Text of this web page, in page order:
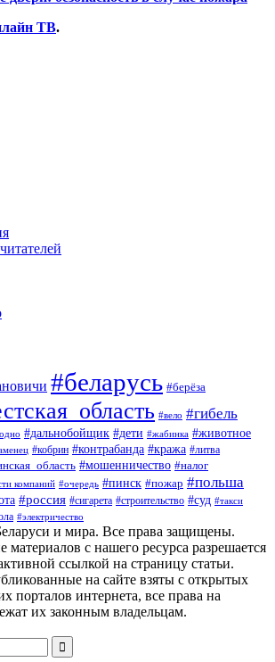
ТВ.
#беларусь #берёза
#вело #гибель
#дальнобойщик #дети #жабинка #животное
#кобрин #контрабанда #кража #литва
#мошенничество #налог
компаний #очередь #пинск #пожар #польша
#россия #сигарета #строительство #суд #такси
#электричество
и мира. Все права защищены.
с нашего ресурса разрешается
ссылкой на страницу статьи.
на сайте взяты с открытых
порталов интернета, все права на
их законным владельцам.